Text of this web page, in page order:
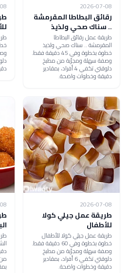
2026-07-08
رقائق البطاطا المقرمشة
.. سناك صحي ولذيذ
طريقة عمل رقائق البطاطا
المقرمشة .. سناك صحي ولذيذ
خطوة بخطوة وفي 45 دقيقة فقط.
وصفة سهلة ومجرّبة من مطبخ
دلوقتي تكفي 4 أفراد، بمقادير
دقيقة وخطوات واضحة.
2026-07-08
طريقة عمل جيلي كولا
للأطفال
طريقة عمل جيلي كولا للأطفال
خطوة بخطوة وفي 60 دقيقة فقط.
وصفة سهلة ومجرّبة من مطبخ
دلوقتي تكفي 6 أفراد، بمقادير
دقيقة وخطوات واضحة.